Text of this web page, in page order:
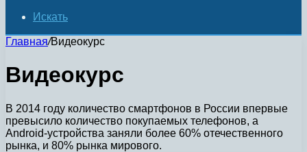
Искать
Главная/Видеокурс
Видеокурс
В 2014 году количество смартфонов в России впервые
превысило количество покупаемых телефонов, а
Android-устройства заняли более 60% отечественного
рынка, и 80% рынка мирового.